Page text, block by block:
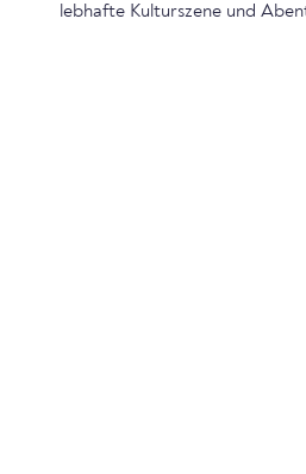
lebhafte Kulturszene und